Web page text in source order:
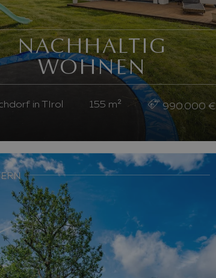
NACHHALTIG
WOHNEN
in TIrol 155 m² 990.000 €